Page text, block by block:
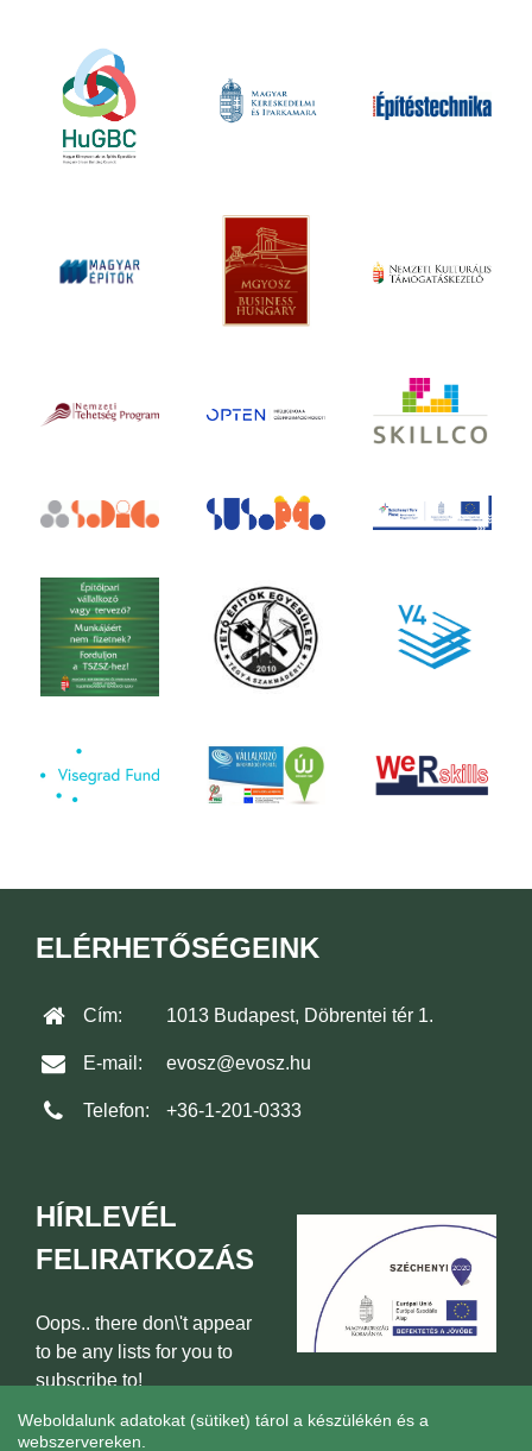
ELÉRHETŐSÉGEINK
Cím: 1013 Budapest, Döbrentei tér 1.
E-mail: evosz@evosz.hu
Telefon: +36-1-201-0333
HÍRLEVÉL
FELIRATKOZÁS
Oops.. there don\'t appear
to be any lists for you to
subscribe to!
Weboldalunk adatokat (sütiket) tárol a készülékén és a
webszervereken.